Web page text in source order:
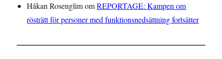
Håkan RosenglimomREPORTAGE: Kampen om
rösträtt för personer med funktionsnedsättning fortsätter